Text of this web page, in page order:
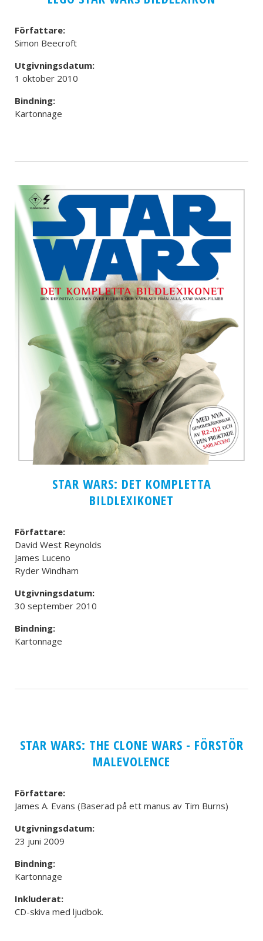
Författare:
Simon Beecroft
Utgivningsdatum:
1 oktober 2010
Bindning:
Kartonnage
STAR WARS: DET KOMPLETTA
BILDLEXIKONET
Författare:
David West Reynolds
James Luceno
Ryder Windham
Utgivningsdatum:
30 september 2010
Bindning:
Kartonnage
STAR WARS: THE CLONE WARS - FÖRSTÖR
MALEVOLENCE
Författare:
James A. Evans (Baserad på ett manus av Tim Burns)
Utgivningsdatum:
23 juni 2009
Bindning:
Kartonnage
Inkluderat:
CD-skiva med ljudbok.